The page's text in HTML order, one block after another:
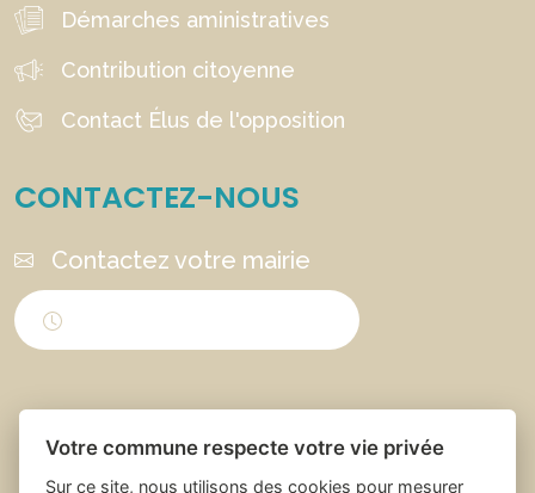
Démarches aministratives
Contribution citoyenne
Contact Élus de l'opposition
CONTACTEZ-NOUS
Contactez votre mairie
Votre commune respecte votre vie privée
Sur ce site, nous utilisons des cookies pour mesurer